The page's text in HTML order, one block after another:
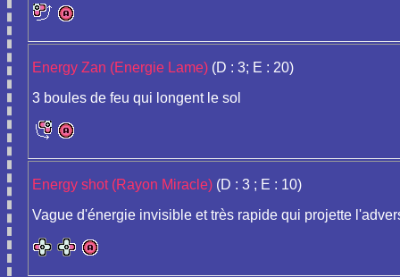
Energy Zan (Energie Lame) (D : 3; E : 20)
3 boules de feu qui longent le sol
Energy shot (Rayon Miracle) (D : 3 ; E : 10)
Vague d'énergie invisible et très rapide qui projette